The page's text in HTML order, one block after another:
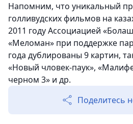
Напомним, что уникальный
голливудских фильмов на
2011 году Ассоциацией
«Меломан» при поддержке
года дублированы 9 картин,
«Новый чловек-паук»,
черном 3» и др.
Поделитесь